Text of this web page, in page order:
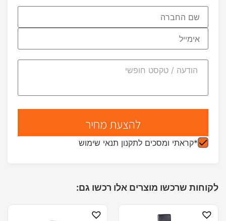
*קראתי ומסכים לתקנון תנאי שימוש
לקוחות שרכשו מוצרים אלו רכשו גם: